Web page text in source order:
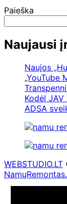
Paieška
Naujausi
Naujos
Kodėl
ADSA
WEBSTUDIO.LT